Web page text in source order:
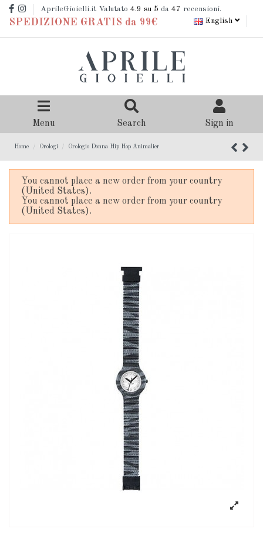
AprileGioielli.it Valutato 4.9 su 5 da 47 recensioni.
SPEDIZIONE GRATIS da 99€ English
Menu Search Sign in
Home Orologi Orologio Donna Hip Hop Animalier
You cannot place a new order from your country
(United States).
You cannot place a new order from your country
(United States).